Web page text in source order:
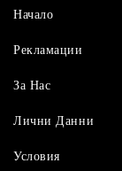
Начало
Рекламации
За Нас
Лични Данни
Условия